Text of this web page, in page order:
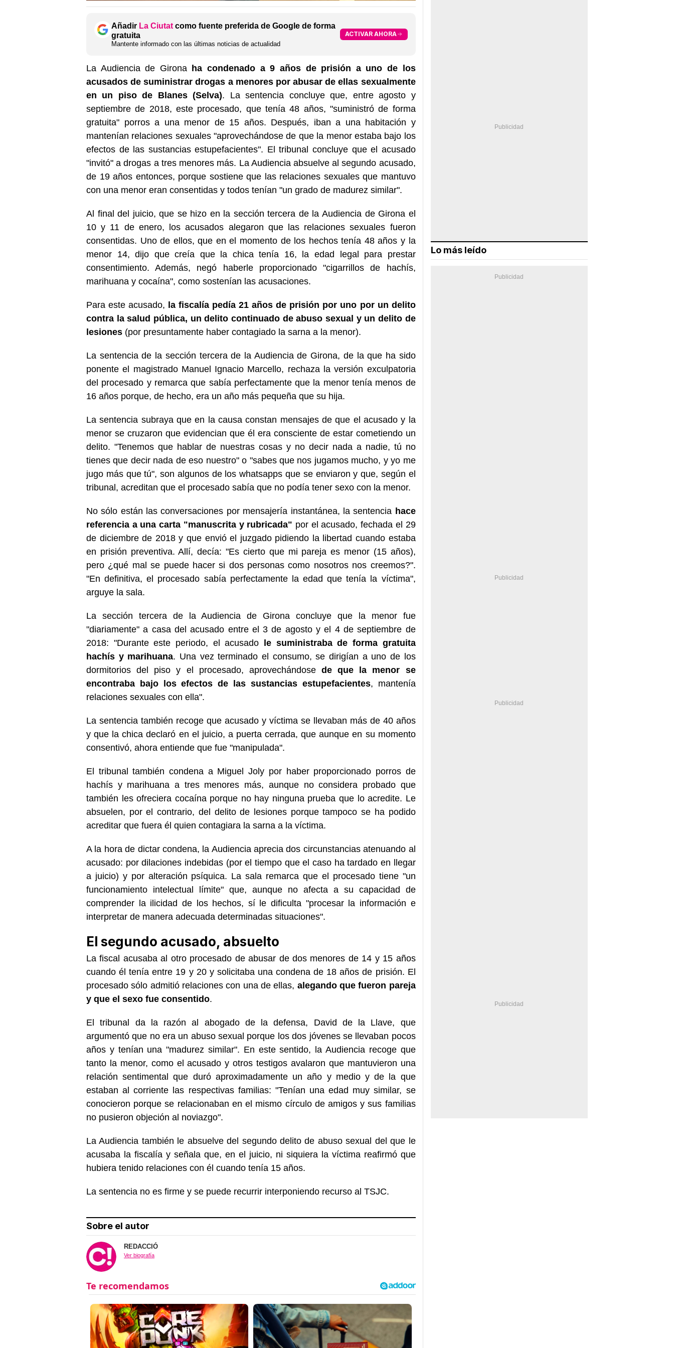
Añadir La Ciutat como fuente preferida de Google de forma
gratuita
Mantente informado con las últimas noticias de actualidad
ACTIVAR AHORA
La Audiencia de Girona ha condenado a 9 años de prisión a uno de los
acusados de suministrar drogas a menores por abusar de ellas sexualmente
en un piso de Blanes (Selva). La sentencia concluye que, entre agosto y
septiembre de 2018, este procesado, que tenía 48 años, "suministró de forma
gratuita" porros a una menor de 15 años. Después, iban a una habitación y
mantenían relaciones sexuales "aprovechándose de que la menor estaba bajo los
efectos de las sustancias estupefacientes". El tribunal concluye que el acusado
"invitó" a drogas a tres menores más. La Audiencia absuelve al segundo acusado,
de 19 años entonces, porque sostiene que las relaciones sexuales que mantuvo
con una menor eran consentidas y todos tenían "un grado de madurez similar".
Al final del juicio, que se hizo en la sección tercera de la Audiencia de Girona el
10 y 11 de enero, los acusados alegaron que las relaciones sexuales fueron
consentidas. Uno de ellos, que en el momento de los hechos tenía 48 años y la
menor 14, dijo que creía que la chica tenía 16, la edad legal para prestar
consentimiento. Además, negó haberle proporcionado "cigarrillos de hachís,
marihuana y cocaína", como sostenían las acusaciones.
Para este acusado, la fiscalía pedía 21 años de prisión por uno por un delito
contra la salud pública, un delito continuado de abuso sexual y un delito de
lesiones (por presuntamente haber contagiado la sarna a la menor).
La sentencia de la sección tercera de la Audiencia de Girona, de la que ha sido
ponente el magistrado Manuel Ignacio Marcello, rechaza la versión exculpatoria
del procesado y remarca que sabía perfectamente que la menor tenía menos de
16 años porque, de hecho, era un año más pequeña que su hija.
La sentencia subraya que en la causa constan mensajes de que el acusado y la
menor se cruzaron que evidencian que él era consciente de estar cometiendo un
delito. "Tenemos que hablar de nuestras cosas y no decir nada a nadie, tú no
tienes que decir nada de eso nuestro" o "sabes que nos jugamos mucho, y yo me
jugo más que tú", son algunos de los whatsapps que se enviaron y que, según el
tribunal, acreditan que el procesado sabía que no podía tener sexo con la menor.
No sólo están las conversaciones por mensajería instantánea, la sentencia hace
referencia a una carta "manuscrita y rubricada" por el acusado, fechada el 29
de diciembre de 2018 y que envió el juzgado pidiendo la libertad cuando estaba
en prisión preventiva. Allí, decía: "Es cierto que mi pareja es menor (15 años),
pero ¿qué mal se puede hacer si dos personas como nosotros nos creemos?".
"En definitiva, el procesado sabía perfectamente la edad que tenía la víctima",
arguye la sala.
La sección tercera de la Audiencia de Girona concluye que la menor fue
"diariamente" a casa del acusado entre el 3 de agosto y el 4 de septiembre de
2018: "Durante este periodo, el acusado le suministraba de forma gratuita
hachís y marihuana. Una vez terminado el consumo, se dirigían a uno de los
dormitorios del piso y el procesado, aprovechándosede que la menor se
encontraba bajo los efectos de las sustancias estupefacientes, mantenía
relaciones sexuales con ella".
La sentencia también recoge que acusado y víctima se llevaban más de 40 años
y que la chica declaró en el juicio, a puerta cerrada, que aunque en su momento
consentivó, ahora entiende que fue "manipulada".
El tribunal también condena a Miguel Joly por haber proporcionado porros de
hachís y marihuana a tres menores más, aunque no considera probado que
también les ofreciera cocaína porque no hay ninguna prueba que lo acredite. Le
absuelen, por el contrario, del delito de lesiones porque tampoco se ha podido
acreditar que fuera él quien contagiara la sarna a la víctima.
A la hora de dictar condena, la Audiencia aprecia dos circunstancias atenuando al
acusado: por dilaciones indebidas (por el tiempo que el caso ha tardado en llegar
a juicio) y por alteración psíquica. La sala remarca que el procesado tiene "un
funcionamiento intelectual límite" que, aunque no afecta a su capacidad de
comprender la ilicidad de los hechos, sí le dificulta "procesar la información e
interpretar de manera adecuada determinadas situaciones".
El segundo acusado, absuelto
La fiscal acusaba al otro procesado de abusar de dos menores de 14 y 15 años
cuando él tenía entre 19 y 20 y solicitaba una condena de 18 años de prisión. El
procesado sólo admitió relaciones con una de ellas, alegando que fueron pareja
y que el sexo fue consentido.
El tribunal da la razón al abogado de la defensa, David de la Llave, que
argumentó que no era un abuso sexual porque los dos jóvenes se llevaban pocos
años y tenían una "madurez similar". En este sentido, la Audiencia recoge que
tanto la menor, como el acusado y otros testigos avalaron que mantuvieron una
relación sentimental que duró aproximadamente un año y medio y de la que
estaban al corriente las respectivas familias: "Tenían una edad muy similar, se
conocieron porque se relacionaban en el mismo círculo de amigos y sus familias
no pusieron objeción al noviazgo".
La Audiencia también le absuelve del segundo delito de abuso sexual del que le
acusaba la fiscalía y señala que, en el juicio, ni siquiera la víctima reafirmó que
hubiera tenido relaciones con él cuando tenía 15 años.
La sentencia no es firme y se puede recurrir interponiendo recurso al TSJC.
Sobre el autor
REDACCIÓ
Ver biografía
Lo más leído